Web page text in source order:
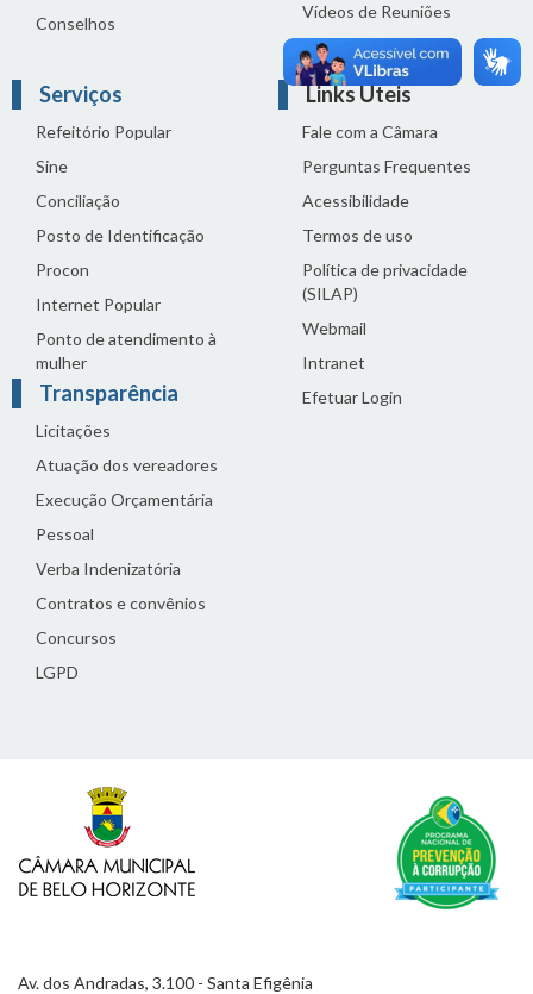
Conselhos
Vídeos de Reuniões
Solenidades
Serviços
Refeitório Popular
Sine
Conciliação
Posto de Identificação
Procon
Internet Popular
Ponto de atendimento à
mulher
Transparência
Licitações
Atuação dos vereadores
Execução Orçamentária
Pessoal
Verba Indenizatória
Contratos e convênios
Concursos
LGPD
Links Úteis
Fale com a Câmara
Perguntas Frequentes
Acessibilidade
Termos de uso
Política de privacidade
(SILAP)
Webmail
Intranet
Efetuar Login
Av. dos Andradas, 3.100 - Santa Efigênia